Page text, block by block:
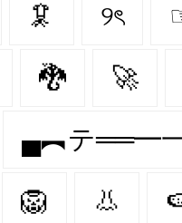
🦑 ୨ৎ
🐉 🚀
▄︻テ══━
🦁 👃